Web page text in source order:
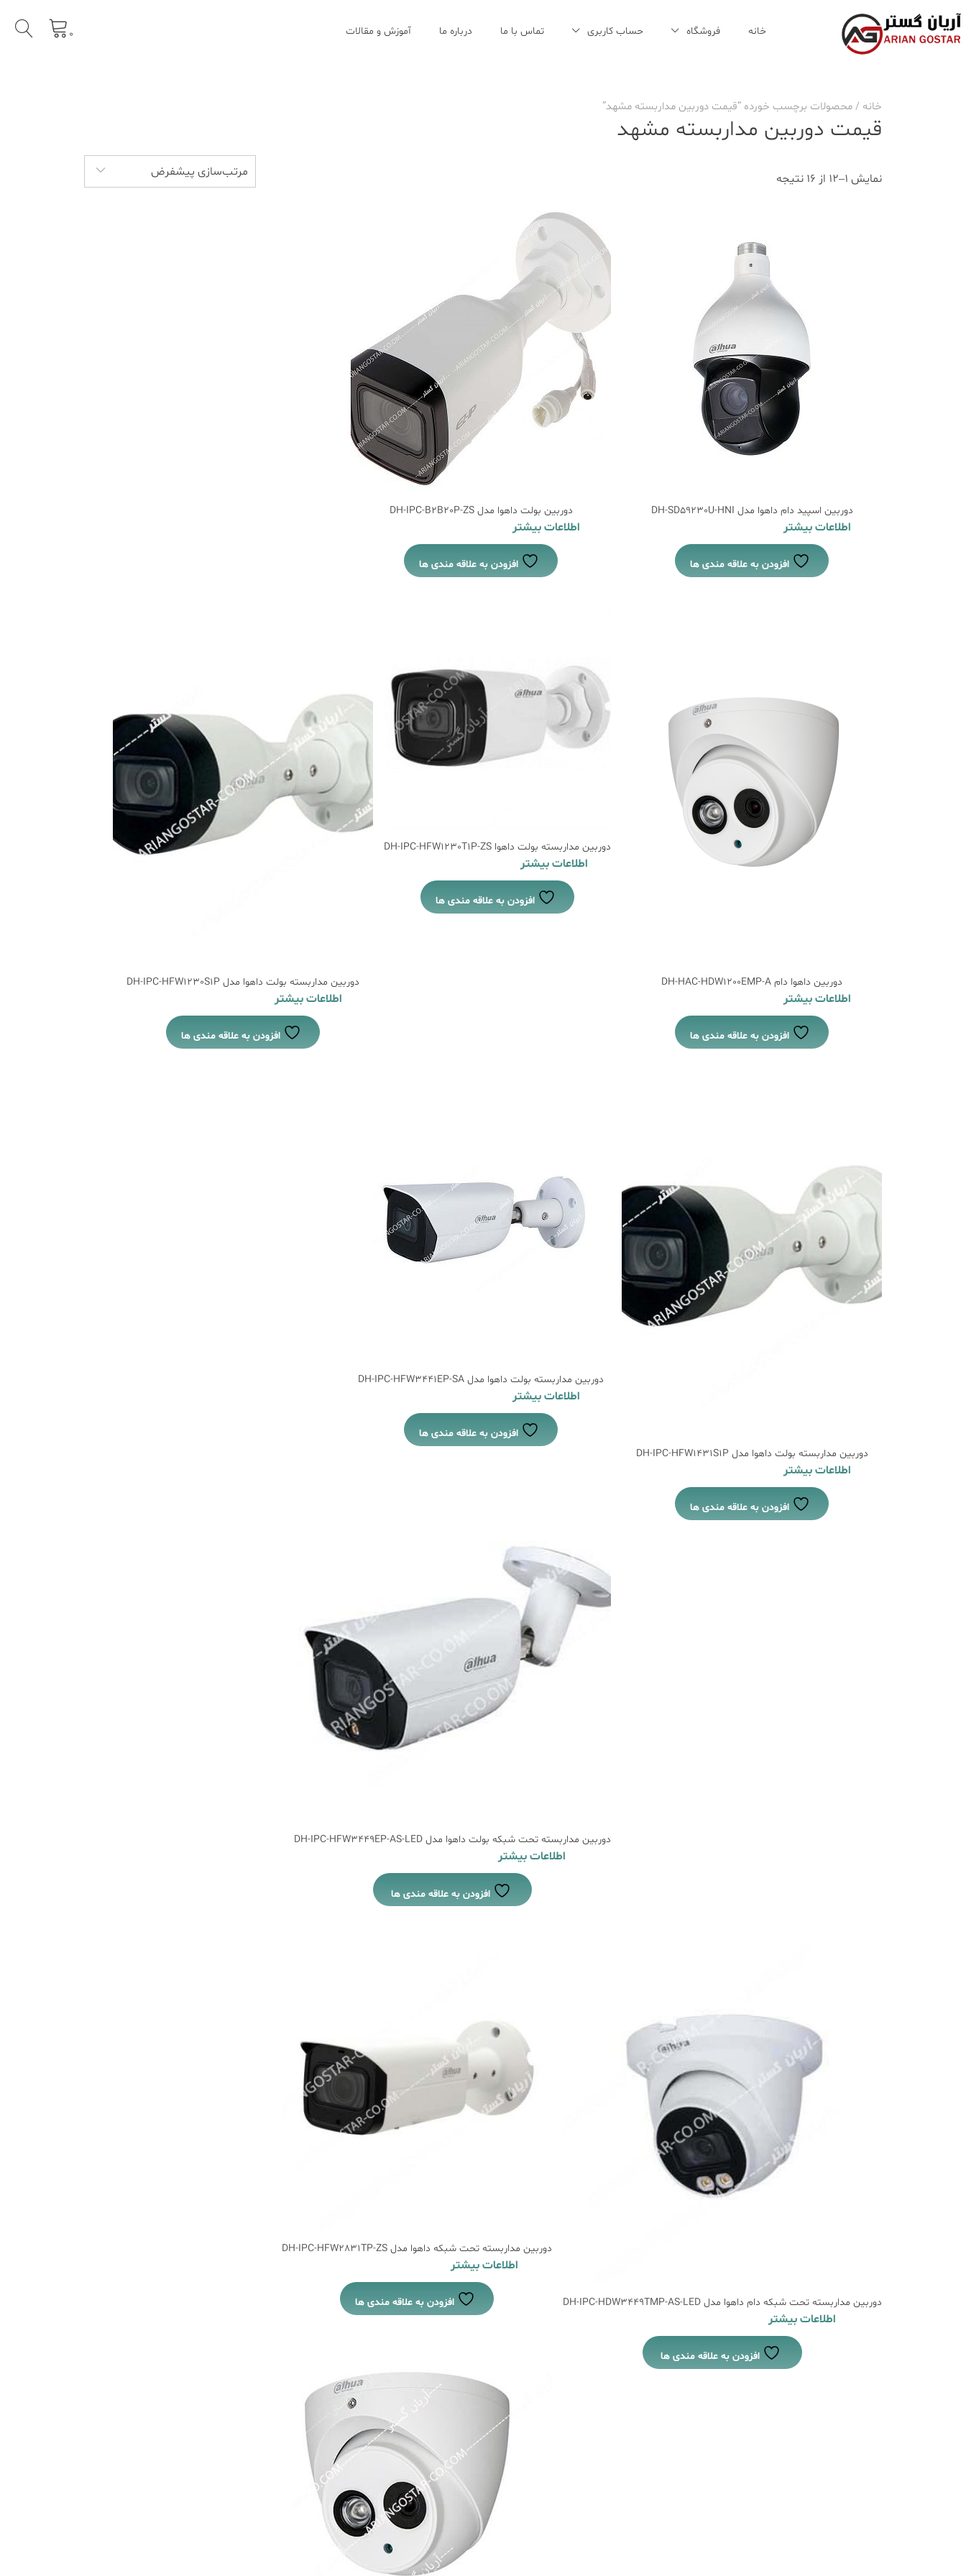
to
content
خانه فروشگاه حساب کاربری تماس با ما درباره ما آموزش و مقالات 0
خانه / محصولات برچسب خورده “قیمت دوربین مداربسته مشهد”
قیمت دوربین مداربسته مشهد
نمایش 1–12 از 16 نتیجه مرتب‌سازی پیشفرض
دوربین اسپید دام داهوا مدل DH-SD59230U-HNI
اطلاعات بیشتر
افزودن به علاقه مندی ها
دوربین بولت داهوا مدل DH-IPC-B2B20P-ZS
اطلاعات بیشتر
افزودن به علاقه مندی ها
دوربین داهوا دام DH-HAC-HDW1200EMP-A
اطلاعات بیشتر
افزودن به علاقه مندی ها
دوربین مداربسته بولت داهوا DH-IPC-HFW1230T1P-ZS
اطلاعات بیشتر
افزودن به علاقه مندی ها
دوربین مداربسته بولت داهوا مدل DH-IPC-HFW1230S1P
اطلاعات بیشتر
افزودن به علاقه مندی ها
دوربین مداربسته بولت داهوا مدل DH-IPC-HFW1431S1P
اطلاعات بیشتر
افزودن به علاقه مندی ها
دوربین مداربسته بولت داهوا مدل DH-IPC-HFW3441EP-SA
اطلاعات بیشتر
افزودن به علاقه مندی ها
دوربین مداربسته تحت شبکه بولت داهوا مدل DH-IPC-HFW3449EP-AS-LED
اطلاعات بیشتر
افزودن به علاقه مندی ها
دوربین مداربسته تحت شبکه دام داهوا مدل DH-IPC-HDW3449TMP-AS-LED
اطلاعات بیشتر
افزودن به علاقه مندی ها
دوربین مداربسته تحت شبکه داهوا مدل DH-IPC-HFW2831TP-ZS
اطلاعات بیشتر
افزودن به علاقه مندی ها